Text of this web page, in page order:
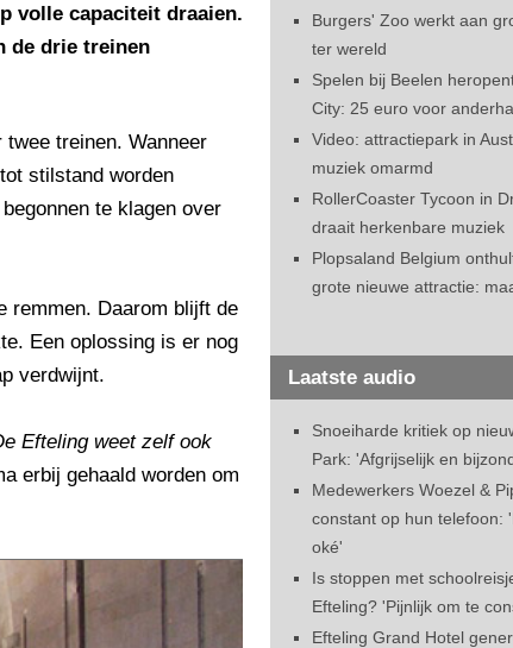
volle capaciteit draaien.
de drie treinen
treinen. Wanneer
stilstand worden
te klagen over
remmen. Daarom blijft de
Een oplossing is er nog
verdwijnt.
Efteling weet zelf ook
erbij gehaald worden om
Burgers' Zoo werkt aan
ter wereld
Spelen bij Beelen
City: 25 euro voor
Video: attractiepark in
muziek omarmd
RollerCoaster Tycoon in
draait herkenbare muziek
Plopsaland Belgium
grote nieuwe attractie:
Laatste audio
Snoeiharde kritiek op
Park: 'Afgrijselijk en
Medewerkers Woezel &
constant op hun telefoon:
oké'
Is stoppen met
Efteling? 'Pijnlijk om te
Efteling Grand Hotel